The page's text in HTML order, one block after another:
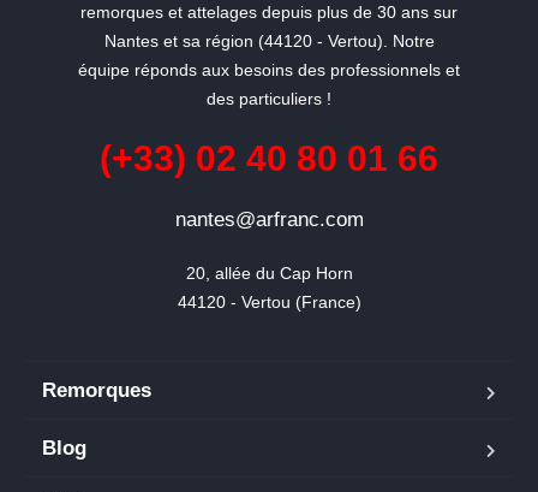
remorques et attelages depuis plus de 30 ans sur
Nantes et sa région (44120 - Vertou). Notre
équipe réponds aux besoins des professionnels et
des particuliers !
(+33) 02 40 80 01 66
nantes@arfranc.com
20, allée du Cap Horn
44120 - Vertou (France)
Remorques
Blog